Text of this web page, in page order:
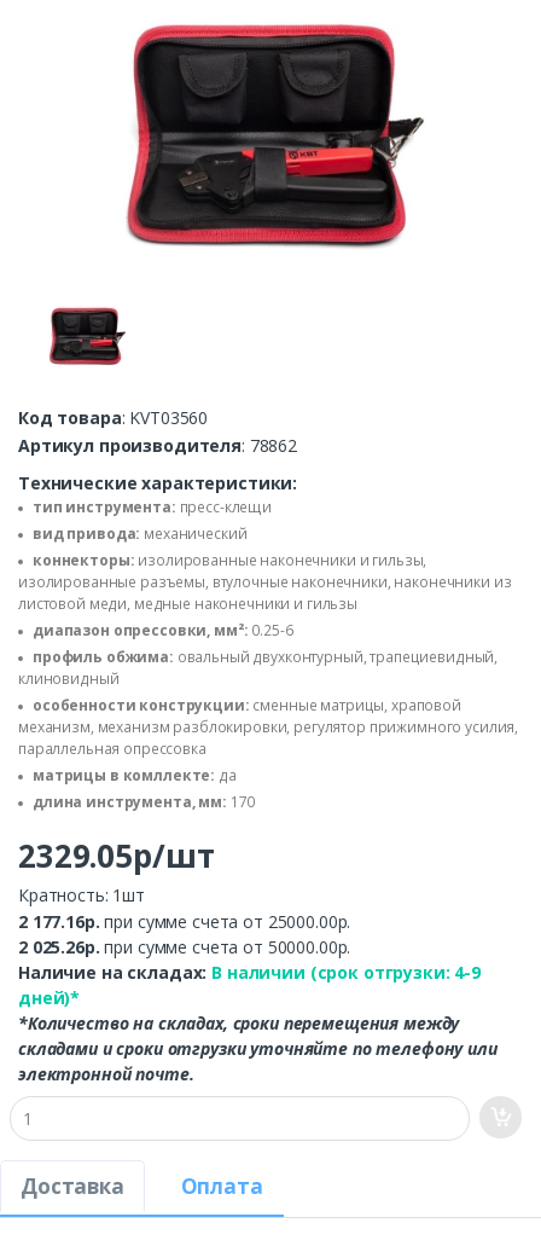
Код товара: KVT03560
Артикул производителя: 78862
Технические характеристики:
тип инструмента: пресс-клещи
вид привода: механический
коннекторы: изолированные наконечники и гильзы,
изолированные разъемы, втулочные наконечники, наконечники из
листовой меди, медные наконечники и гильзы
диапазон опрессовки, мм²: 0.25-6
профиль обжима: овальный двухконтурный, трапециевидный,
клиновидный
особенности конструкции: сменные матрицы, храповой
механизм, механизм разблокировки, регулятор прижимного усилия,
параллельная опрессовка
матрицы в комллекте: да
длина инструмента, мм: 170
2329.05р/шт
Кратность: 1шт
2 177.16р.при сумме счета от 25000.00р.
2 025.26р.при сумме счета от 50000.00р.
Наличие на складах: В наличии (срок отгрузки: 4-9
дней)*
*Количество на складах, сроки перемещения между
складами и сроки отгрузки уточняйте по телефону или
электронной почте.
Доставка Оплата